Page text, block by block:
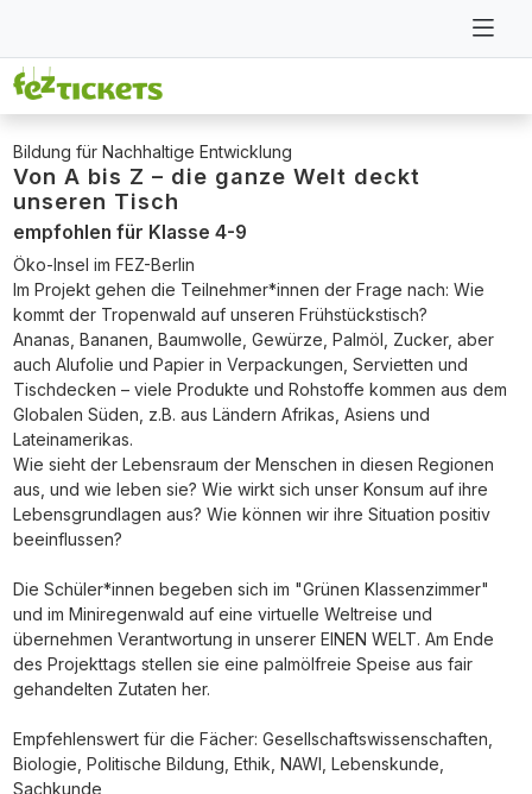
Bildung für Nachhaltige Entwicklung
Von A bis Z – die ganze Welt deckt
unseren Tisch
empfohlen für Klasse 4-9
Öko-Insel im FEZ-Berlin
Im Projekt gehen die Teilnehmer*innen der Frage nach: Wie
kommt der Tropenwald auf unseren Frühstückstisch?
Ananas, Bananen, Baumwolle, Gewürze, Palmöl, Zucker, aber
auch Alufolie und Papier in Verpackungen, Servietten und
Tischdecken – viele Produkte und Rohstoffe kommen aus dem
Globalen Süden, z.B. aus Ländern Afrikas, Asiens und
Lateinamerikas.
Wie sieht der Lebensraum der Menschen in diesen Regionen
aus, und wie leben sie? Wie wirkt sich unser Konsum auf ihre
Lebensgrundlagen aus? Wie können wir ihre Situation positiv
beeinflussen?
Die Schüler*innen begeben sich im "Grünen Klassenzimmer"
und im Miniregenwald auf eine virtuelle Weltreise und
übernehmen Verantwortung in unserer EINEN WELT. Am Ende
des Projekttags stellen sie eine palmölfreie Speise aus fair
gehandelten Zutaten her.
Empfehlenswert für die Fächer: Gesellschaftswissenschaften,
Biologie, Politische Bildung, Ethik, NAWI, Lebenskunde,
Sachkunde